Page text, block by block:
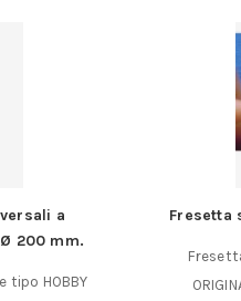
a
200 mm.
HOBBY
Fresetta